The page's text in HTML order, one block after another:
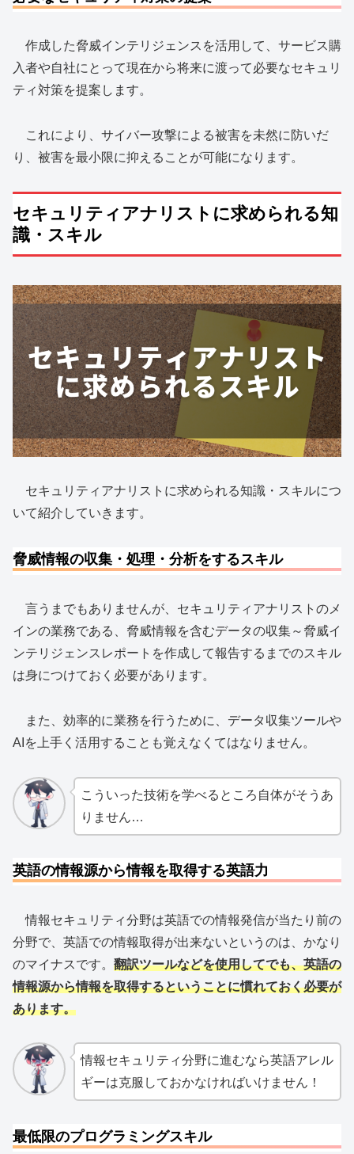
作成した脅威インテリジェンスを活用して、サービス購
入者や自社にとって現在から将来に渡って必要なセキュリ
ティ対策を提案します。
これにより、サイバー攻撃による被害を未然に防いだ
り、被害を最小限に抑えることが可能になります。
セキュリティアナリストに求められる知
識・スキル
セキュリティアナリストに求められる知識・スキルにつ
いて紹介していきます。
脅威情報の収集・処理・分析をするスキル
言うまでもありませんが、セキュリティアナリストのメ
インの業務である、脅威情報を含むデータの収集～脅威イ
ンテリジェンスレポートを作成して報告するまでのスキル
は身につけておく必要があります。
また、効率的に業務を行うために、データ収集ツールや
AIを上手く活用することも覚えなくてはなりません。
こういった技術を学べるところ自体がそうあ
りません…
英語の情報源から情報を取得する英語力
情報セキュリティ分野は英語での情報発信が当たり前の
分野で、英語での情報取得が出来ないというのは、かなり
のマイナスです。 翻訳ツールなどを使用してでも、英語の
情報源から情報を取得するということに慣れておく必要が
あります。
情報セキュリティ分野に進むなら英語アレル
ギーは克服しておかなければいけません！
最低限のプログラミングスキル